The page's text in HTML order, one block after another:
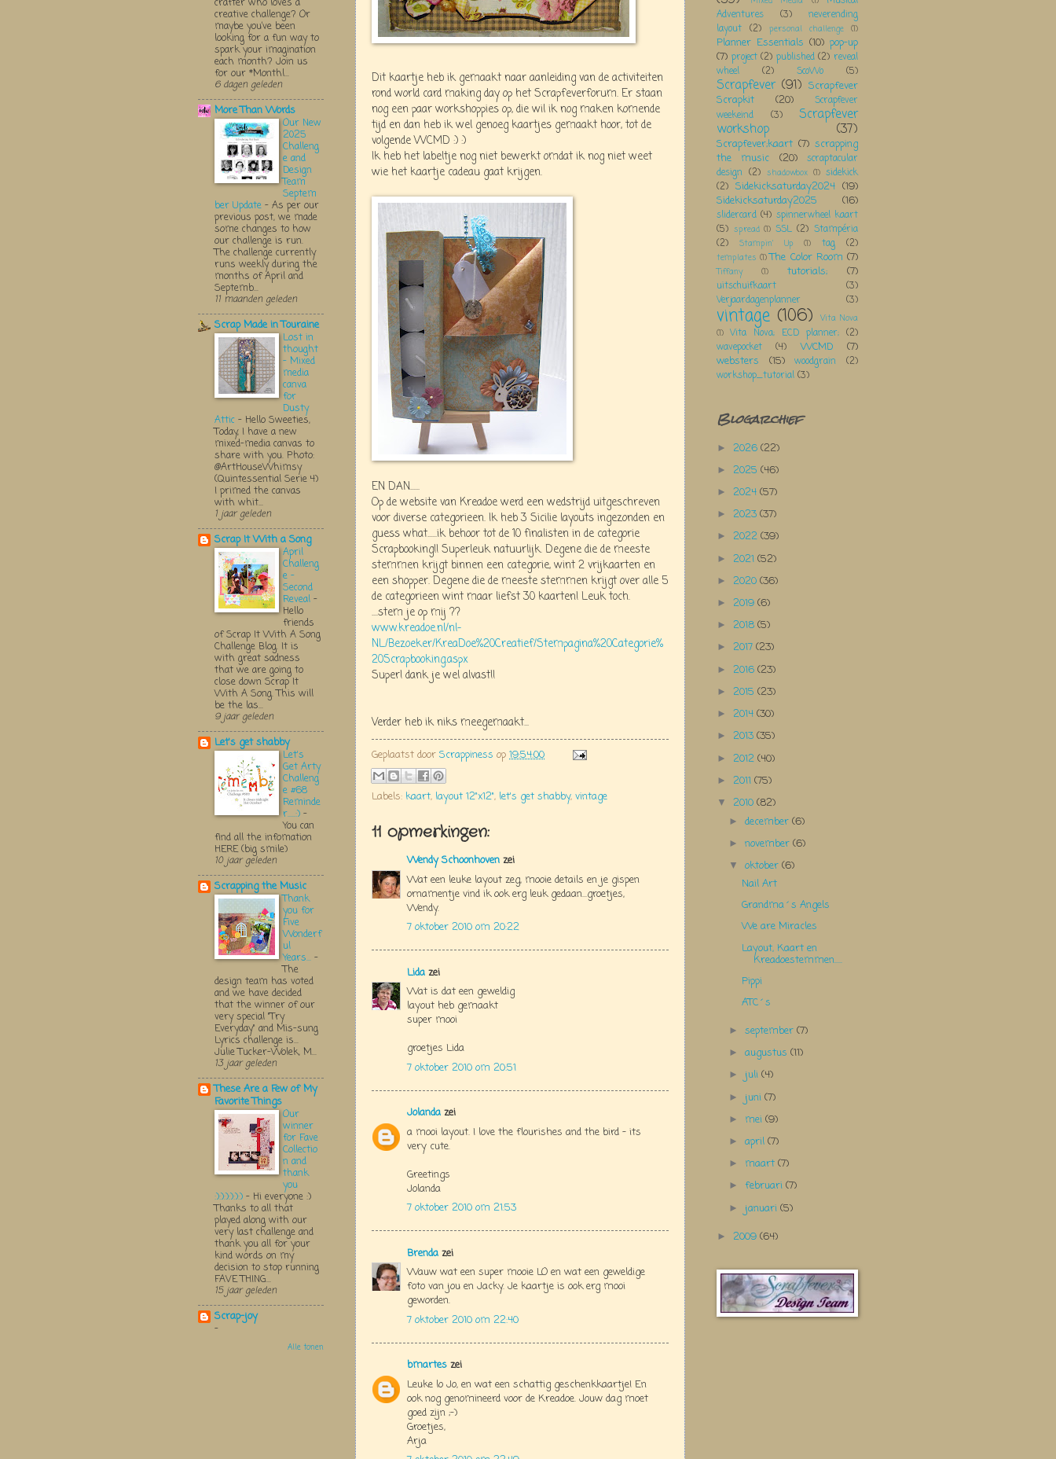
Dit kaartje heb ik gemaakt naar aanleiding van de activiteiten
rond world card making day op het Scrapfeverforum. Er staan
nog een paar workshoppies op, die wil ik nog maken komende
tijd en dan heb ik wel genoeg kaartjes gemaakt hoor, tot de
volgende WCMD :) :)
Ik heb het labeltje nog niet bewerkt omdat ik nog niet weet
wie het kaartje cadeau gaat krijgen.
EN DAN......
Op de website van Kreadoe werd een wedstrijd uitgeschreven
voor diverse categorieen. Ik heb 3 Sicilie layouts ingezonden en
guess what......ik behoor tot de 10 finalisten in de categorie
Scrapbooking!! Superleuk natuurlijk. Degene die de meeste
stemmen krijgt binnen een categorie, wint 2 vrijkaarten en
een shopper. Degene die de meeste stemmen krijgt over alle 5
de categorieen wint maar liefst 30 kaarten! Leuk toch.
....stem je op mij ??
www.kreadoe.nl/nl-
NL/Bezoeker/KreaDoe%20Creatief/Stempagina%20Categorie%
20Scrapbooking.aspx
Super! dank je wel alvast!!
Verder heb ik niks meegemaakt...
Geplaatst door Scrappiness op 19:54:00
Labels: kaart, layout 12"x12", let's get shabby, vintage
11 opmerkingen:
Wendy Schoonhoven zei
Wat een leuke layout zeg, mooie details en je gispen
ornamentje vind ik ook erg leuk gedaan...groetjes,
Wendy.
7 oktober 2010 om 20:22
Lida zei
Wat is dat een geweldig
layout heb gemaakt
super mooi
groetjes Lida
7 oktober 2010 om 20:51
Jolanda zei
a mooi layout. I love the flourishes and the bird - its
very cute.
Greetings
Jolanda
7 oktober 2010 om 21:53
Brenda zei
Wauw wat een super mooie LO en wat een geweldige
foto van jou en Jacky. Je kaartje is ook erg mooi
geworden.
7 oktober 2010 om 22:40
bmartes zei
Leuke lo Jo, en wat een schattig geschenkkaartje! En
ook nog genomineerd voor de Kreadoe. Jouw dag moet
goed zijn ;-)
Groetjes,
Arja
crafter who loves a
creative challenge? Or
maybe you’ve been
looking for a fun way to
spark your imagination
each month? Join us
for our *Monthl...
6 dagen geleden
More Than Words
Our New
2025
Challeng
e and
Design
Team
Septem
ber Update - As per our
previous post, we made
some changes to how
our challenge is run.
The challenge currently
runs weekly during the
months of April and
Septemb...
11 maanden geleden
Scrap Made in Touraine
Lost in
thought
- Mixed
media
canva
for
Dusty
Attic - Hello Sweeties,
Today, I have a new
mixed-media canvas to
share with you. Photo:
@ArtHouseWhimsy
(Quintessential Serie 4)
I primed the canvas
with whit...
1 jaar geleden
Scrap It With a Song
April
Challeng
e -
Second
Reveal -
Hello
friends
of Scrap It With A Song
Challenge Blog. It is
with great sadness
that we are going to
close down Scrap It
With A Song. This will
be the las...
9 jaar geleden
Let's get shabby
Let's
Get Arty
Challeng
e #68
Reminde
r.....:) -
You can
find all the infomation
HERE (big smile)
10 jaar geleden
Scrapping the Music
Thank
you for
Five
Wonderf
ul
Years... -
The
design team has voted
and we have decided
that the winner of our
very special "Try
Everyday" and Mis-sung
Lyrics challenge is...
Julie Tucker-Wolek, M...
13 jaar geleden
These Are a Few of My
Favorite Things
Our
winner
for Fave
Collectio
n and
thank
you
:):):):):):) - Hi everyone :)
Thanks to all that
played along with our
very last challenge and
thank you all for your
kind words on my
decision to stop running
FAVE THING...
15 jaar geleden
Scrap-joy
-
Alle tonen
Adventures
(3)
neverending
layout (2) personal challenge (1)
Planner Essentials (10) pop-up
(7) project (2) published (2) reveal
wheel
(2) ScoWo (5)
Scrapfever (91) Scrapfever
Scrapkit
(20)
Scrapfever
weekeind
(3) Scrapfever
workshop (37)
Scrapfever;kaart (7) scrapping
the music
(20)
scraptacular
design (2) shadowbox (1) sidekick
(2) Sidekicksaturday2024 (19)
Sidekicksaturday2025
(16)
slidercard (4) spinnerwheel kaart
(5) spread (1) SSL (2) Stampéria
(2)
Stampin' Up (1) tag (2)
templates (1) The Color Room (7)
Tiffany (1) tutorials; (7)
uitschuifkaart
(3)
Verjaardagenplanner
(3)
vintage (106)
Vita Nova
(1) Vita Nova; ECD planner; (2)
wavepocket
(4) WCMD
(7)
websters
(15) woodgrain
(2)
workshop_tutorial (3)
Blogarchief
► 2026 (22)
► 2025 (46)
► 2024 (57)
► 2023 (37)
► 2022 (39)
► 2021 (52)
► 2020 (36)
► 2019 (6)
► 2018 (5)
► 2017 (23)
► 2016 (23)
► 2015 (23)
► 2014 (30)
► 2013 (35)
► 2012 (40)
► 2011 (75)
▼ 2010 (82)
►december(6)
►november(6)
▼oktober(6)
Nail Art
Grandma´s Angels
We are Miracles
Layout, Kaart en
Kreadoestemmen.....
Pippi
ATC´s
►september(7)
►augustus(11)
► juli(4)
► juni(7)
► mei(9)
►april(7)
► maart(7)
►februari(7)
► januari(5)
► 2009 (64)